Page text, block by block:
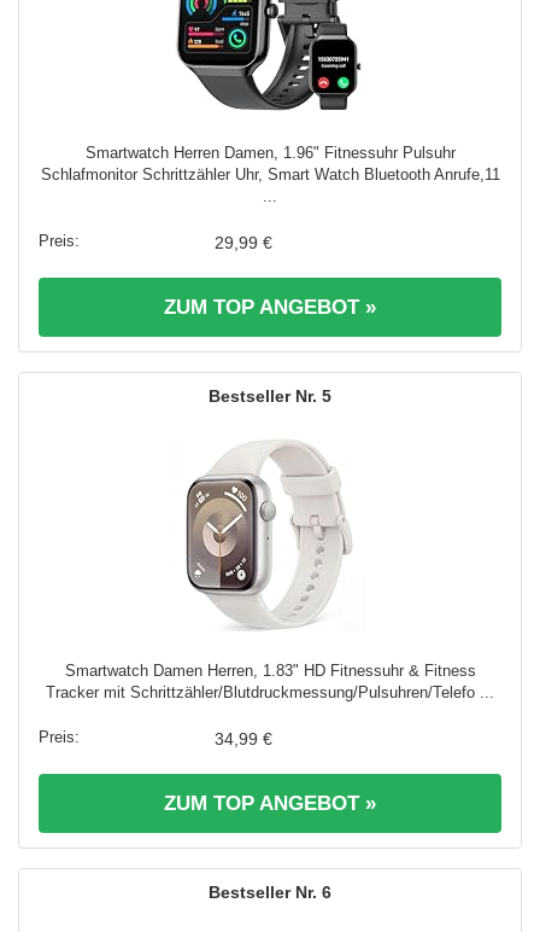
Smartwatch Herren Damen, 1.96" Fitnessuhr Pulsuhr
Schlafmonitor Schrittzähler Uhr, Smart Watch Bluetooth Anrufe,11
29,99 €
ZUM TOP ANGEBOT »
5
Smartwatch Damen Herren, 1.83" HD Fitnessuhr & Fitness
Tracker mit Schrittzähler/Blutdruckmessung/Pulsuhren/Telefo ...
34,99 €
ZUM TOP ANGEBOT »
6